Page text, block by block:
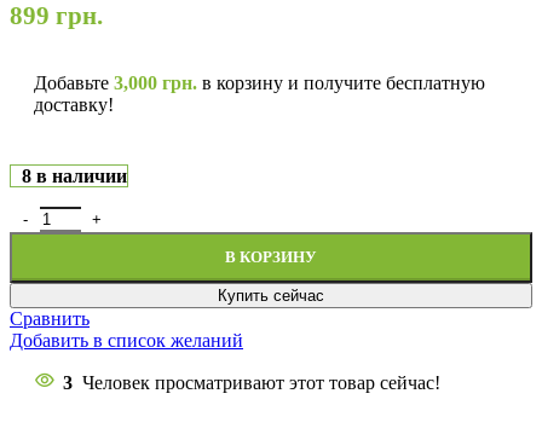
899 грн.
Добавьте 3,000 грн. в корзину и получите бесплатную
доставку!
8 в наличии
В КОРЗИНУ
Купить сейчас
Сравнить
Добавить в список желаний
3 Человек просматривают этот товар сейчас!